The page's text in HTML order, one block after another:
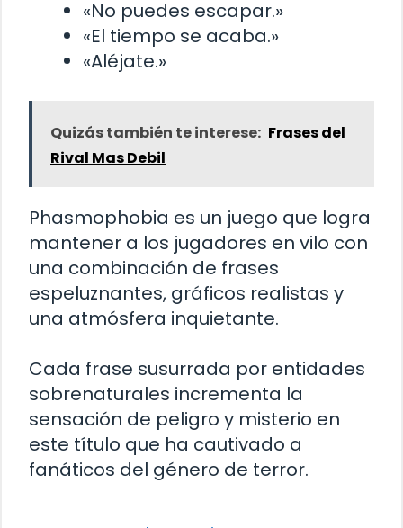
«No puedes escapar.»
«El tiempo se acaba.»
«Aléjate.»
Quizás también te interese: Frases del
Rival Mas Debil
Phasmophobia es un juego que logra
mantener a los jugadores en vilo con
una combinación de frases
espeluznantes, gráficos realistas y
una atmósfera inquietante.
Cada frase susurrada por entidades
sobrenaturales incrementa la
sensación de peligro y misterio en
este título que ha cautivado a
fanáticos del género de terror.